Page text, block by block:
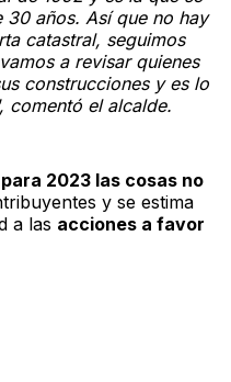
30 años. Así que no hay
catastral, seguimos
a revisar quienes
construcciones y es lo
comentó el alcalde.
2023 las cosas no
y se estima
a las acciones a favor